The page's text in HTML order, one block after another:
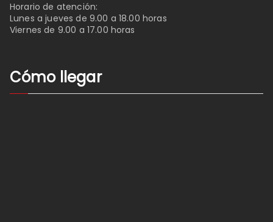
Horario de atención:
Lunes a jueves de 9.00 a 18.00 horas
Viernes de 9.00 a 17.00 horas
Cómo llegar